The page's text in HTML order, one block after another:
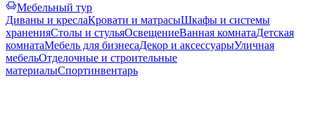
Мебельный тур
Диваны и креслаКровати и матрасыШкафы и системы
храненияСтолы и стульяОсвещениеВанная комнатаДетская
комнатаМебель для бизнесаДекор и аксессуарыУличная
мебельОтделочные и строительные
материалыСпортинвентарь